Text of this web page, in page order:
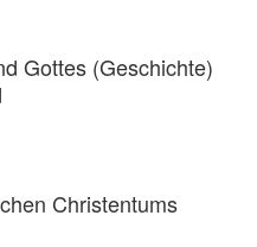
Gottes (Geschichte)
Christentums